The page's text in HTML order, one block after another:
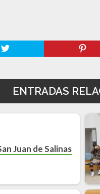
ENTRADAS
Juan de Salinas